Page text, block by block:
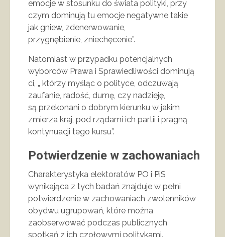
emocje w stosunku do świata polityki, przy
czym dominują tu emocje negatywne takie
jak gniew, zdenerwowanie,
przygnębienie, zniechęcenie”.
Natomiast w przypadku potencjalnych
wyborców Prawa i Sprawiedliwości dominują
ci, „ którzy myśląc o polityce, odczuwają
zaufanie, radość, dumę, czy nadzieję,
są przekonani o dobrym kierunku w jakim
zmierza kraj, pod rządami ich partii i pragną
kontynuacji tego kursu”.
Potwierdzenie w zachowaniach
Charakterystyka elektoratów PO i PiS
wynikająca z tych badań znajduje w pełni
potwierdzenie w zachowaniach zwolenników
obydwu ugrupowań, które można
zaobserwować podczas publicznych
spotkań z ich czołowymi politykami.